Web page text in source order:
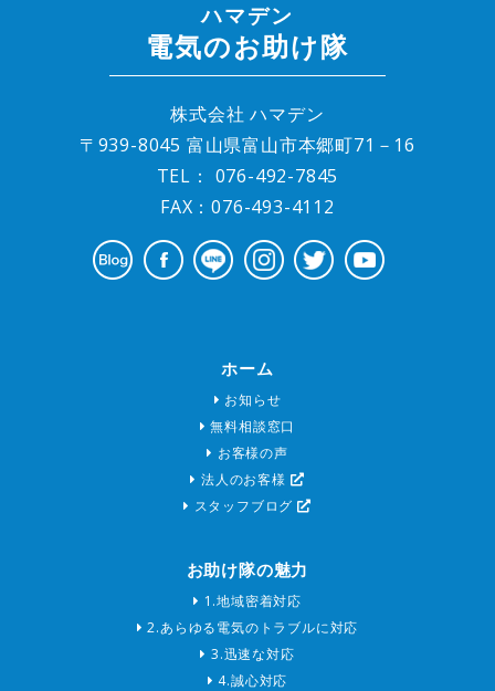
ハマデン
電気のお助け隊
株式会社 ハマデン
〒939-8045 富山県富山市本郷町71－16
TEL： 076-492-7845
FAX：076-493-4112
ホーム
お知らせ
無料相談窓口
お客様の声
法人のお客様
スタッフブログ
お助け隊の魅力
1.地域密着対応
2.あらゆる電気のトラブルに対応
3.迅速な対応
4.誠心対応